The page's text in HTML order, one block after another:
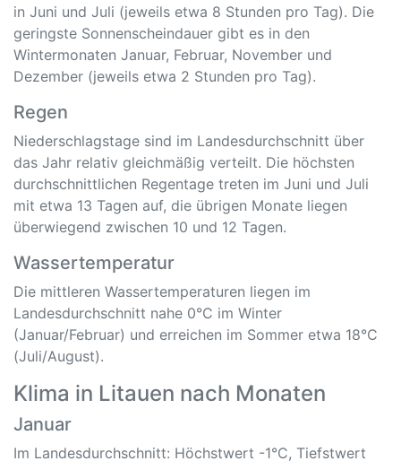
in Juni und Juli (jeweils etwa 8 Stunden pro Tag). Die
geringste Sonnenscheindauer gibt es in den
Wintermonaten Januar, Februar, November und
Dezember (jeweils etwa 2 Stunden pro Tag).
Regen
Niederschlagstage sind im Landesdurchschnitt über
das Jahr relativ gleichmäßig verteilt. Die höchsten
durchschnittlichen Regentage treten im Juni und Juli
mit etwa 13 Tagen auf, die übrigen Monate liegen
überwiegend zwischen 10 und 12 Tagen.
Wassertemperatur
Die mittleren Wassertemperaturen liegen im
Landesdurchschnitt nahe 0°C im Winter
(Januar/Februar) und erreichen im Sommer etwa 18°C
(Juli/August).
Klima in Litauen nach Monaten
Januar
Im Landesdurchschnitt: Höchstwert -1°C, Tiefstwert